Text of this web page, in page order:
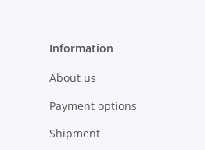
Information
About us
Payment options
Shipment